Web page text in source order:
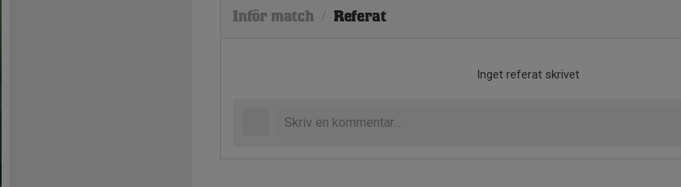
Inför match/ Referat
Inget referat skrivet